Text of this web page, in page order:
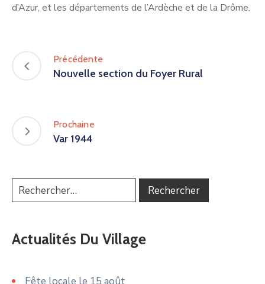
d’Azur, et les départements de l’Ardèche et de la Drôme.
Précédente
Nouvelle section du Foyer Rural
Prochaine
Var 1944
Actualités Du Village